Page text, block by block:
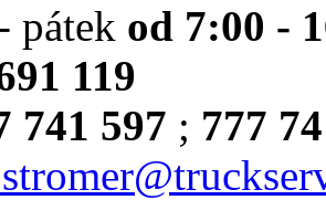
pátek od 7:00 -
119
741 597 ; 777